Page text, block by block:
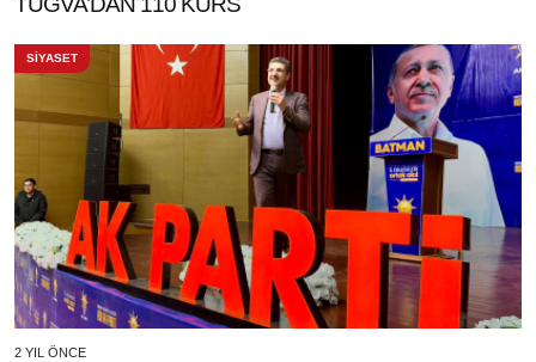
SİYASET
2 YIL ÖNCE